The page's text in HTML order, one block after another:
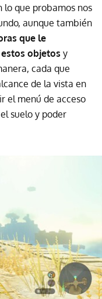
lo que probamos nos
aunque también
que le
objetos y
cada que
de la vista en
el menú de acceso
suelo y poder